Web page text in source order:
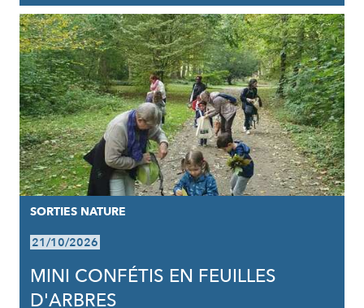
SORTIES NATURE
21/10/2026
MINI CONFÉTIS EN FEUILLES
D'ARBRES